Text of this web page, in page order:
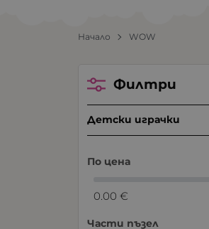
Начало WOW
Филтри
Детски играчки
По цена
0.00 €
Части пъзел